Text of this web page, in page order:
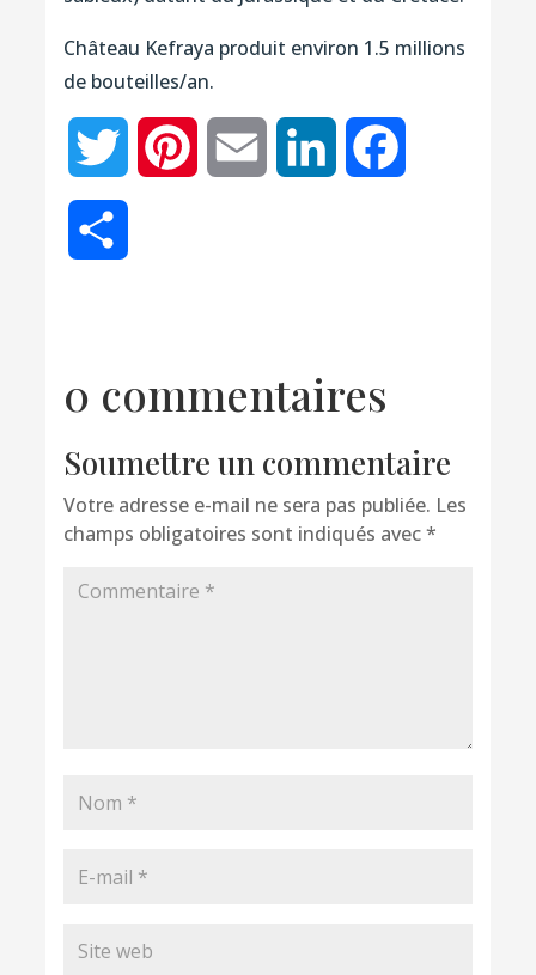
Château Kefraya produit environ 1.5 millions
de bouteilles/an.
Twitter Pinterest Email LinkedIn
0 commentaires
Soumettre un commentaire
Votre adresse e-mail ne sera pas publiée. Les
champs obligatoires sont indiqués avec*